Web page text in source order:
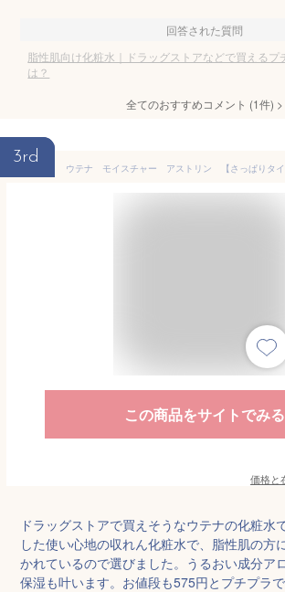
回答された質問
脂性肌向け化粧水｜ドラッグストアなどで買えるプ
は？
全てのおすすめコメント (1件) >
3rd
ウテナ モイスチャー アストリン 【さっぱりタ
この商品をサイトでみる
価格と
ドラッグストアで買えそうなウテナの化粧水
した使い心地の収れん化粧水で、脂性肌の方
かれているので選びました。うるおい成分ア
保湿も叶います。お値段も575円とプチプラで